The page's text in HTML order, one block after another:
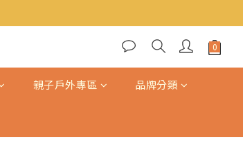
親子戶外專區 品牌分類
立即購買